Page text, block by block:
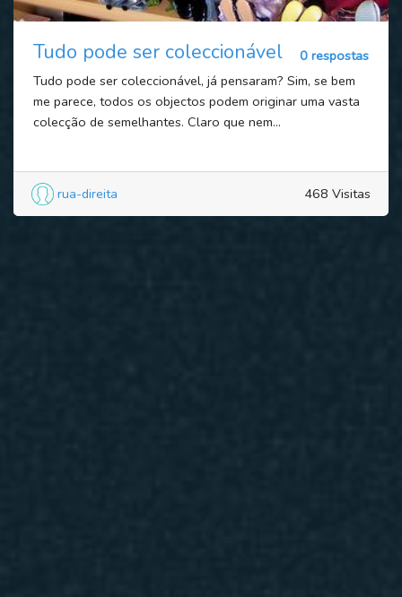
Tudo pode ser coleccionável
0 respostas
Tudo pode ser coleccionável, já pensaram? Sim, se bem
me parece, todos os objectos podem originar uma vasta
colecção de semelhantes. Claro que nem...
rua-direita 468 Visitas